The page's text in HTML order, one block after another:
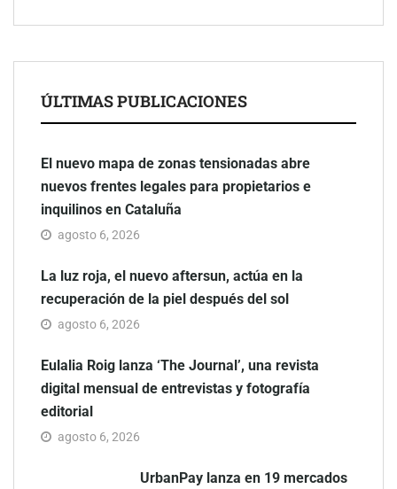
ÚLTIMAS PUBLICACIONES
El nuevo mapa de zonas tensionadas abre
nuevos frentes legales para propietarios e
inquilinos en Cataluña
agosto 6, 2026
La luz roja, el nuevo aftersun, actúa en la
recuperación de la piel después del sol
agosto 6, 2026
Eulalia Roig lanza ‘The Journal’, una revista
digital mensual de entrevistas y fotografía
editorial
agosto 6, 2026
UrbanPay lanza en 19 mercados